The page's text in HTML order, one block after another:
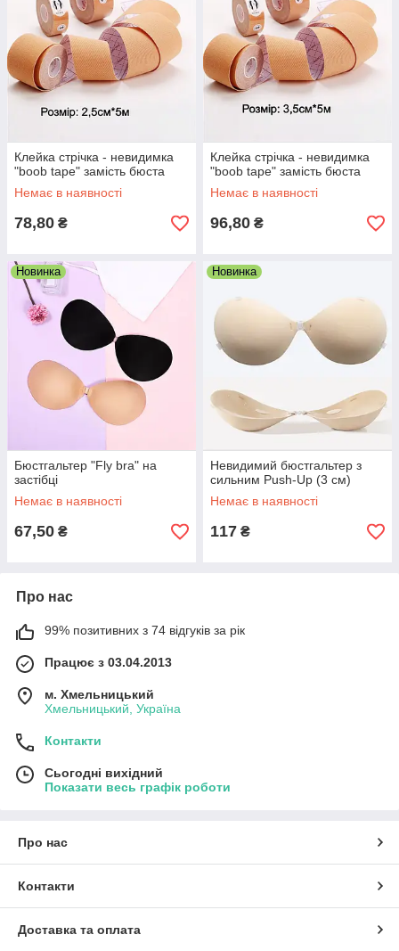
Клейка стрічка - невидимка
"boob tape" замість бюста
Немає в наявності
78,80 ₴
Клейка стрічка - невидимка
"boob tape" замість бюста
Немає в наявності
96,80 ₴
Новинка
Бюстгальтер "Fly bra" на
застібці
Немає в наявності
67,50 ₴
Новинка
Невидимий бюстгальтер з
сильним Push-Up (3 см)
Немає в наявності
117 ₴
Про нас
99% позитивних з 74 відгуків за рік
Працює з 03.04.2013
м. Хмельницький
Хмельницький, Україна
Контакти
Сьогодні вихідний
Показати весь графік роботи
Про нас
Контакти
Доставка та оплата